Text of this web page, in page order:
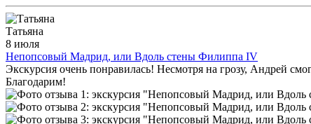
Татьяна
8 июля
Непопсовый Мадрид, или Вдоль стены Филиппа IV
Экскурсия очень понравилась! Несмотря на грозу, Андрей
Благодарим!